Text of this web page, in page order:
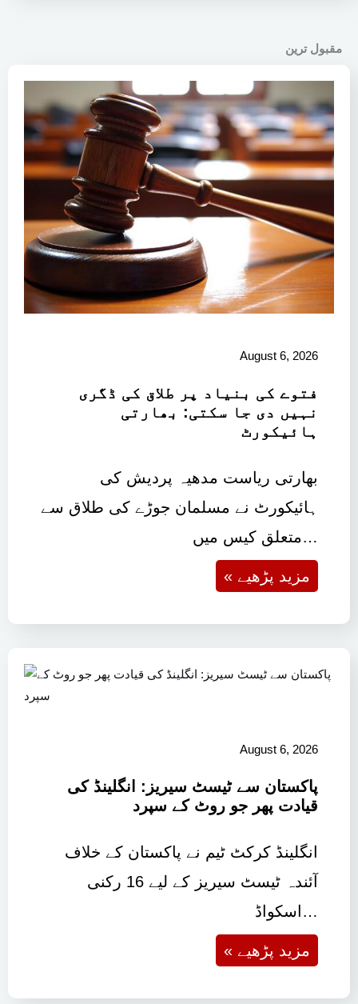
مقبول ترین
August 6, 2026
فتوے کی بنیاد پر طلاق کی ڈگری
نہیں دی جا سکتی: بھارتی
ہائیکورٹ
بھارتی ریاست مدھیہ پردیش کی
ہائیکورٹ نے مسلمان جوڑے کی طلاق سے
متعلق کیس میں…
« مزید پڑھیے
August 6, 2026
پاکستان سے ٹیسٹ سیریز: انگلینڈ کی
قیادت پھر جو روٹ کے سپرد
انگلینڈ کرکٹ ٹیم نے پاکستان کے خلاف
آئندہ ٹیسٹ سیریز کے لیے 16 رکنی
اسکواڈ…
« مزید پڑھیے